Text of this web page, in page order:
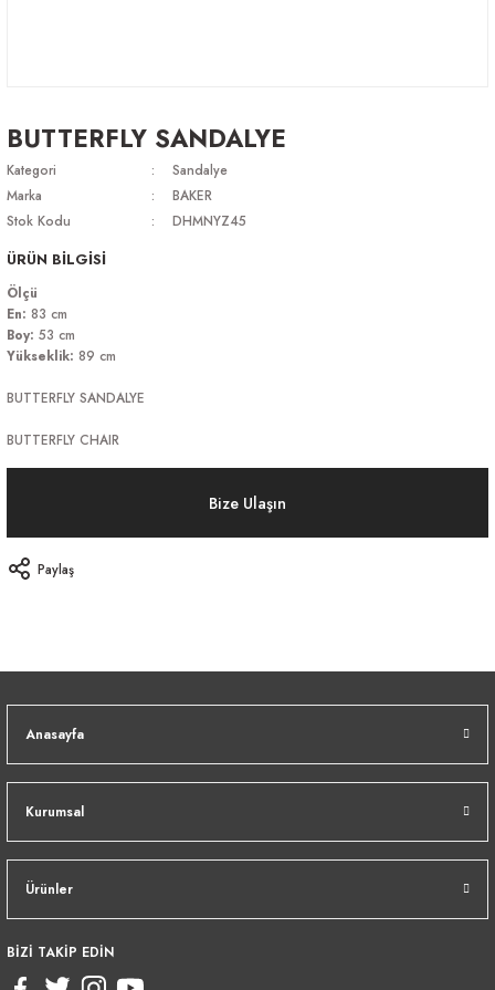
BUTTERFLY SANDALYE
Kategori
Sandalye
Marka
BAKER
Stok Kodu
DHMNYZ45
ÜRÜN BİLGİSİ
Ölçü
En: 83 cm
Boy: 53 cm
Yükseklik: 89 cm
BUTTERFLY SANDALYE
BUTTERFLY CHAIR
Bize Ulaşın
Paylaş
Anasayfa
Kurumsal
Ürünler
BİZİ TAKİP EDİN